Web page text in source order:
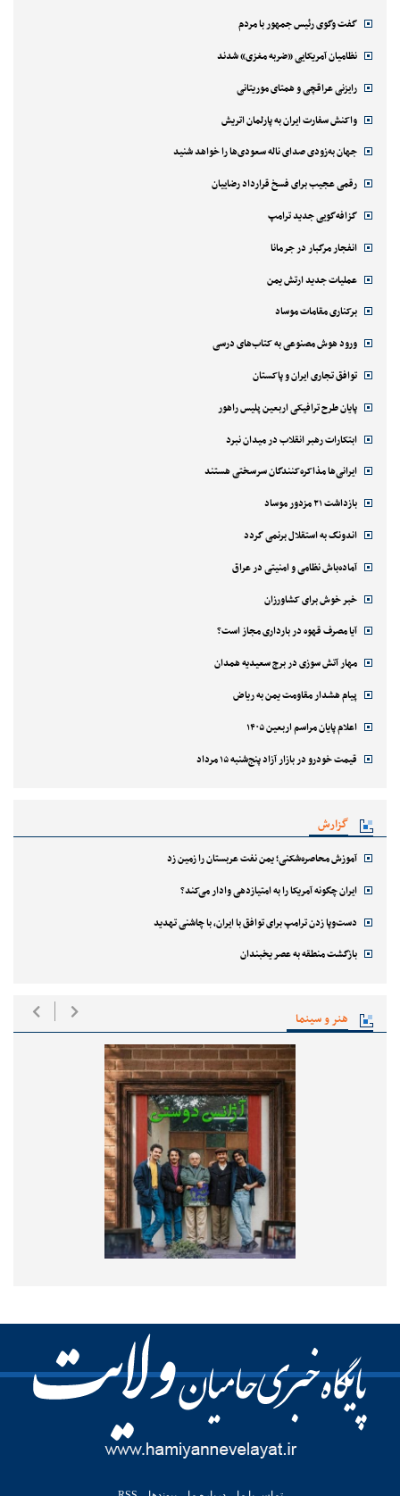
گفت وگوی رئیس جمهور با مردم
نظامیان آمریکایی «ضربه مغزی» شدند
رایزنی عراقچی و همتای موریتانی
واکنش سفارت ایران به پارلمان اتریش
جهان به‌زودی صدای ناله سعودی‌ها را خواهد شنید
رقمی عجیب برای فسخ قرارداد رضاییان
گزافه‌گویی جدید ترامپ
انفجار مرگبار در جرمانا
عملیات جدید ارتش یمن
برکناری مقامات موساد
ورود هوش مصنوعی به کتاب‌های درسی
توافق تجاری ایران و پاکستان
پایان طرح ترافیکی اربعین پلیس راهور
ابتکارات رهبر انقلاب در میدان نبرد
ایرانی‌ها مذاکره‌کنندگان سرسختی هستند
بازداشت ۲۱ مزدور موساد
اندونگ به استقلال برنمی گردد
آماده‌باش نظامی و امنیتی در عراق
خبر خوش برای کشاورزان
آیا مصرف قهوه در بارداری مجاز است؟
مهار آتش سوزی در برج سعیدیه همدان
پیام هشدار مقاومت یمن به ریاض
اعلام پایان مراسم اربعین ۱۴۰۵
قیمت خودرو در بازار آزاد پنج‌شنبه ۱۵ مرداد
گزارش
آموزش محاصره‌شکنی؛ یمن نفت عربستان را زمین زد
ایران چگونه آمریکا را به امتیازدهی وادار می‌کند؟
دست‌وپا زدن ترامپ برای توافق با ایران، با چاشنی تهدید
بازگشت منطقه به عصر یخبندان
هنر و سینما